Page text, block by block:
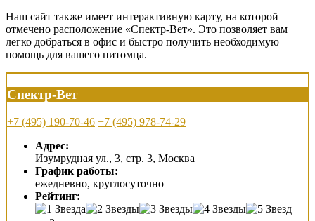
Наш сайт также имеет интерактивную карту, на которой
отмечено расположение «Спектр-Вет». Это позволяет вам
легко добраться в офис и быстро получить необходимую
помощь для вашего питомца.
Спектр-Вет
+7 (495) 190-70-46 +7 (495) 978-74-29
Адрес:
Изумрудная ул., 3, стр. 3, Москва
График работы:
ежедневно, круглосуточно
Рейтинг: